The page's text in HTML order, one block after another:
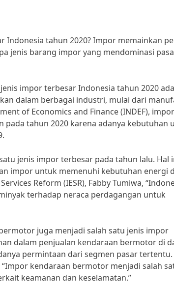
tahun 2020? Impor memainkan
jenis barang impor yang mendominasi
impor terbesar Indonesia tahun 2020
dalam berbagai industri, mulai dari
of Economics and Finance (INDEF),
tahun 2020 karena adanya kebutuhan
jenis impor terbesar pada tahun lalu. Hal
impor untuk memenuhi kebutuhan energi
Reform (IESR), Fabby Tumiwa,
terhadap neraca perdagangan untuk
juga menjadi salah satu jenis impor
dalam penjualan kendaraan bermotor di
permintaan dari segmen pasar tertentu.
kendaraan bermotor menjadi salah
keamanan dan keselamatan.”